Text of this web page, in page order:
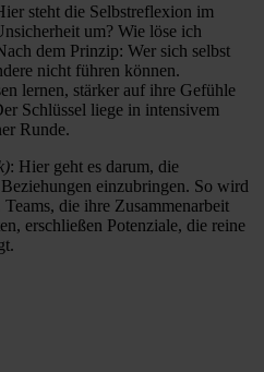
steht die Selbstreflexion im
um? Wie löse ich
dem Prinzip: Wer sich selbst
nicht führen können.
lernen, stärker auf ihre Gefühle
Schlüssel liege in intensivem
Runde.
: Hier geht es darum, die
einzubringen. So wird
die ihre Zusammenarbeit
erschließen Potenziale, die reine